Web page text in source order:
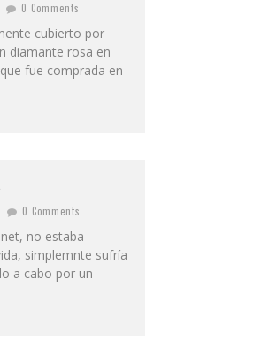
0 Comments
cubierto por
diamante rosa en
fue comprada en
0 Comments
no estaba
simplemnte sufría
a cabo por un